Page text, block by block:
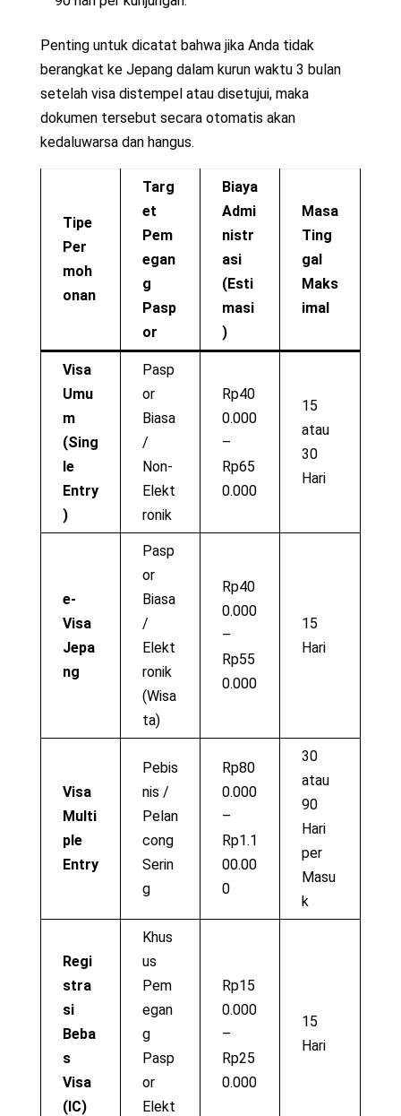
Penting untuk dicatat bahwa jika Anda tidak
berangkat ke Jepang dalam kurun waktu 3 bulan
setelah visa distempel atau disetujui, maka
dokumen tersebut secara otomatis akan
kedaluwarsa dan hangus.
Tipe
Per
moh
onan
Targ
et
Pem
egan
g
Pasp
or
Biaya
Admi
nistr
asi
(Esti
masi
)
Masa
Ting
gal
Maks
imal
Visa
Umu
m
(Sing
le
Entry
)
Pasp
or
Biasa
/
Non-
Elekt
ronik
Rp40
0.000
–
Rp65
0.000
15
atau
30
Hari
e-
Visa
Jepa
ng
Pasp
or
Biasa
/
Elekt
ronik
(Wisa
ta)
Rp40
0.000
–
Rp55
0.000
15
Hari
Visa
Multi
ple
Entry
Pebis
nis /
Pelan
cong
Serin
g
Rp80
0.000
–
Rp1.1
00.00
0
30
atau
90
Hari
per
Masu
k
Regi
stra
si
Beba
s
Visa
(IC)
Khus
us
Pem
egan
g
Pasp
or
Elekt
Rp15
0.000
–
Rp25
0.000
15
Hari